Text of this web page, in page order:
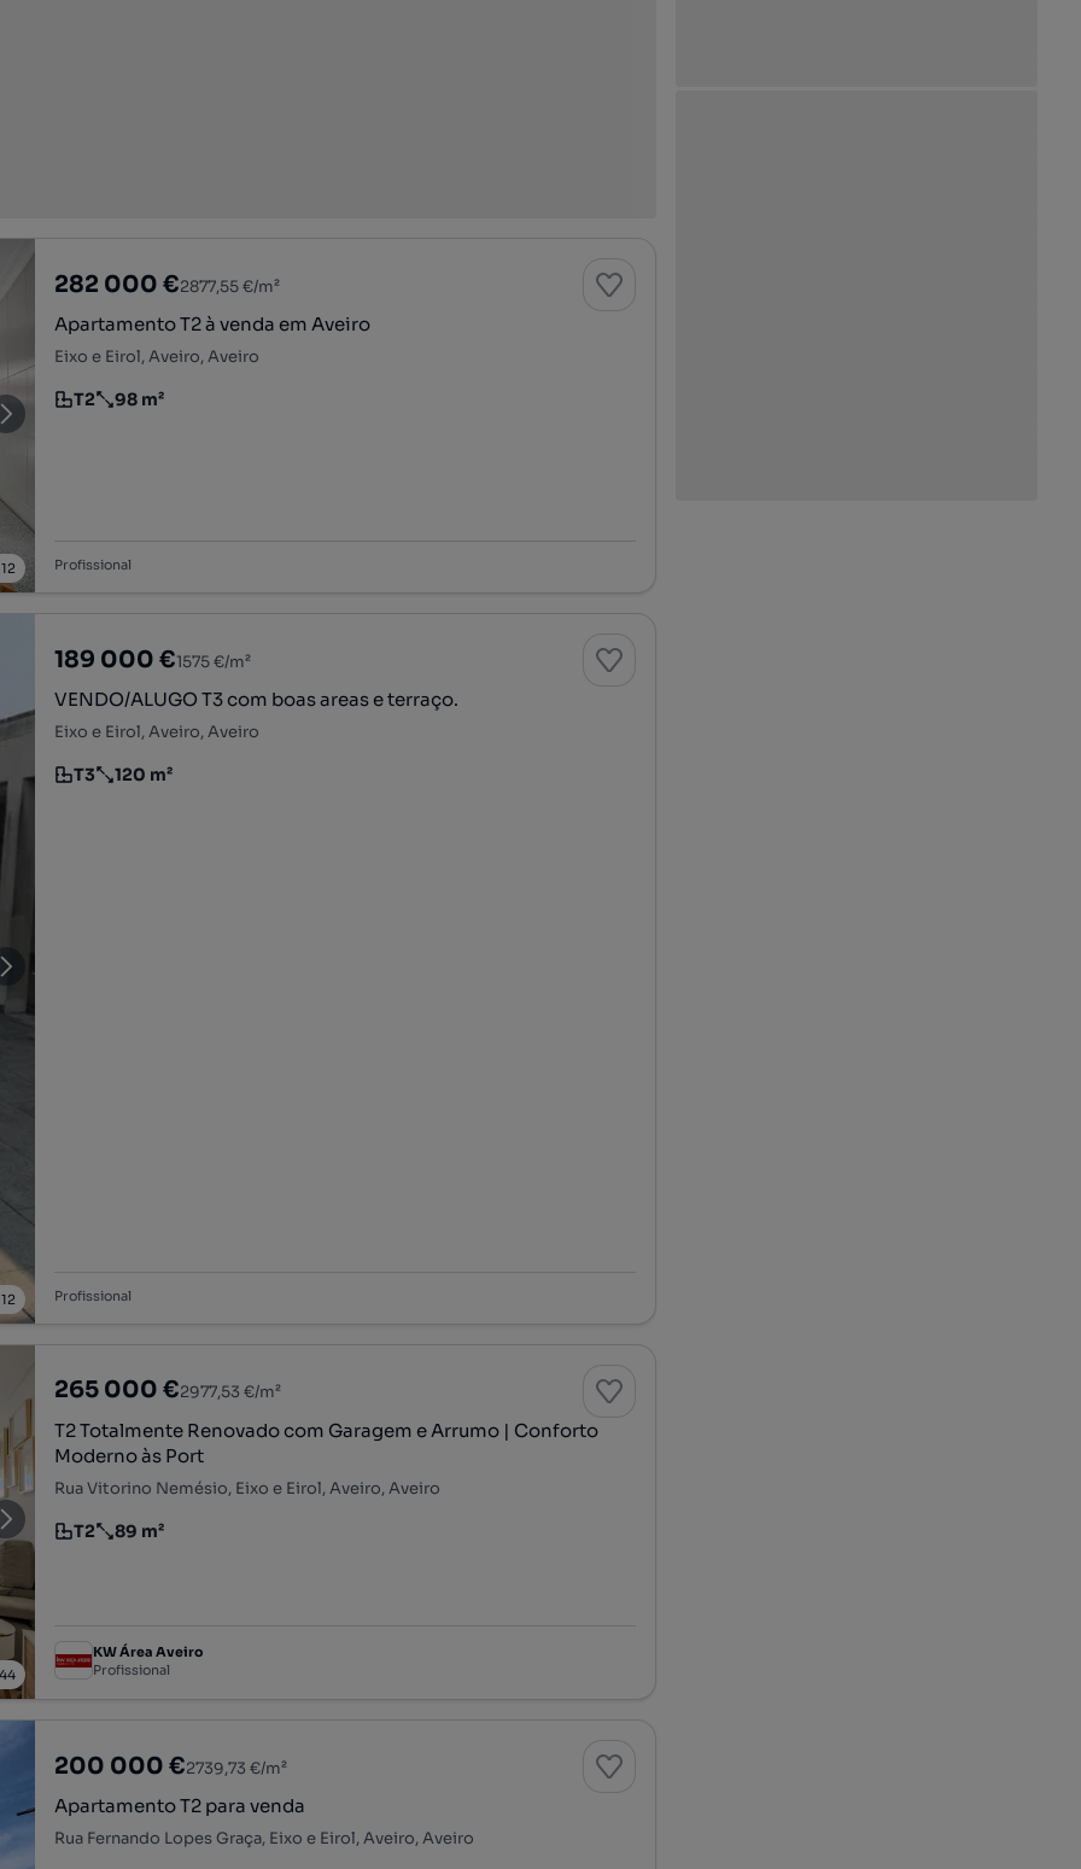
12
282 000 €2877,55 €/m²
Apartamento T2 à venda em Aveiro
Eixo e Eirol, Aveiro, Aveiro
Tipologia
T2
Preço por metro quadrado
98 m²
Profissional
12
189 000 €1575 €/m²
VENDO/ALUGO T3 com boas areas e terraço.
Eixo e Eirol, Aveiro, Aveiro
Tipologia
T3
Preço por metro quadrado
120 m²
Profissional
44
265 000 €2977,53 €/m²
T2 Totalmente Renovado com Garagem e Arrumo | Conforto
Moderno às Port
Rua Vitorino Nemésio, Eixo e Eirol, Aveiro, Aveiro
Tipologia
T2
Preço por metro quadrado
89 m²
KW Área Aveiro
Profissional
200 000 €2739,73 €/m²
Apartamento T2 para venda
Rua Fernando Lopes Graça, Eixo e Eirol, Aveiro, Aveiro